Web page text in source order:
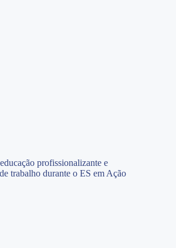
profissionalizante e
trabalho durante o ES em Ação